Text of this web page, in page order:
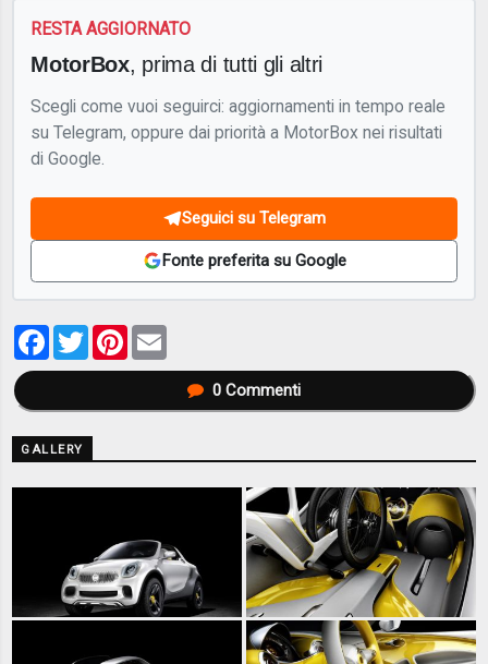
RESTA AGGIORNATO
MotorBox, prima di tutti gli altri
Scegli come vuoi seguirci: aggiornamenti in tempo reale
su Telegram, oppure dai priorità a MotorBox nei risultati
di Google.
Seguici su Telegram
Fonte preferita su Google
Facebook
TwitterPinterest
0Commenti
GALLERY